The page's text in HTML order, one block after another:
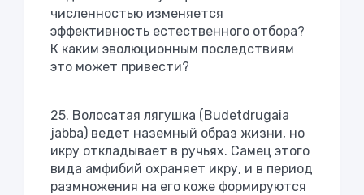
численностью изменяется
эффективность естественного отбора?
К каким эволюционным последствиям
это может привести?
25. Волосатая лягушка (Budetdrugaia
jabba) ведет наземный образ жизни, но
икру откладывает в ручьях. Самец этого
вида амфибий охраняет икру, и в период
размножения на его коже формируются